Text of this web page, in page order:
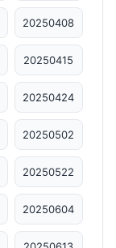
20250408
20250415
20250424
20250502
20250522
20250604